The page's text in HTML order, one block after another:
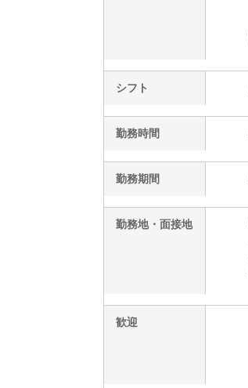
シフト
勤務時間
勤務期間
勤務地・面接地
歓迎